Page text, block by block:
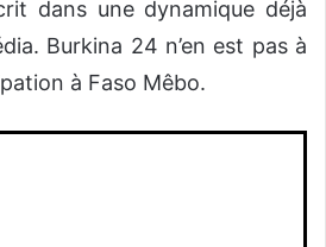
dans une dynamique déjà
Burkina 24 n’en est pas à
à Faso Mêbo.